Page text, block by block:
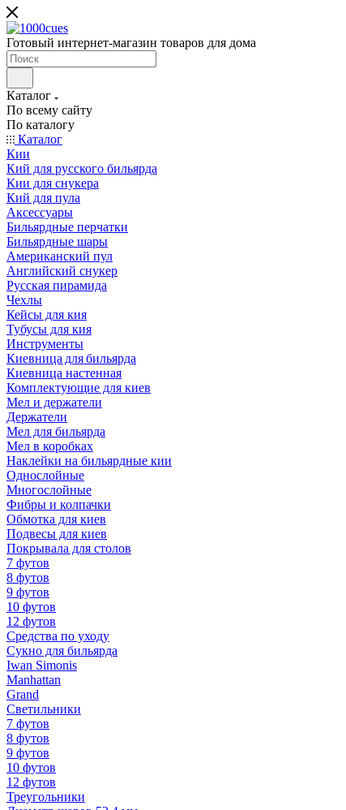
Готовый интернет-магазин товаров для дома
Каталог
По всему сайту
По каталогу
Каталог
Кии
Кий для русского бильярда
Кии для снукера
Кий для пула
Аксессуары
Бильярдные перчатки
Бильярдные шары
Американский пул
Английский снукер
Русская пирамида
Чехлы
Кейсы для кия
Тубусы для кия
Инструменты
Киевница для бильярда
Киевница настенная
Комплектующие для киев
Мел и держатели
Держатели
Мел для бильярда
Мел в коробках
Наклейки на бильярдные кии
Однослойные
Многослойные
Фибры и колпачки
Обмотка для киев
Подвесы для киев
Покрывала для столов
7 футов
8 футов
9 футов
10 футов
12 футов
Средства по уходу
Сукно для бильярда
Iwan Simonis
Manhattan
Grand
Светильники
7 футов
8 футов
9 футов
10 футов
12 футов
Треугольники